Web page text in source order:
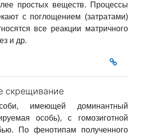
простых веществ. Процессы
с поглощением (затратами)
все реакции матричного
и др.
скрещивание
имеющей доминантный
особь), с гомозиготной
По фенотипам полученного